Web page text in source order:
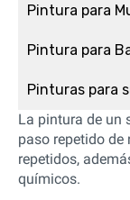
Pintura para
Pintura para
Pinturas para
La pintura de un
paso repetido
repetidos,
químicos.